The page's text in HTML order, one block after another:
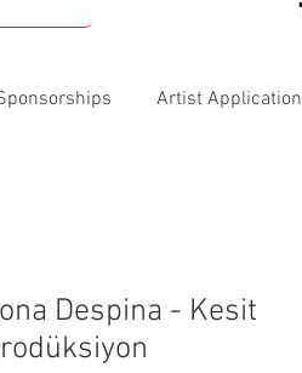
Artist Application
Despina - Kesit